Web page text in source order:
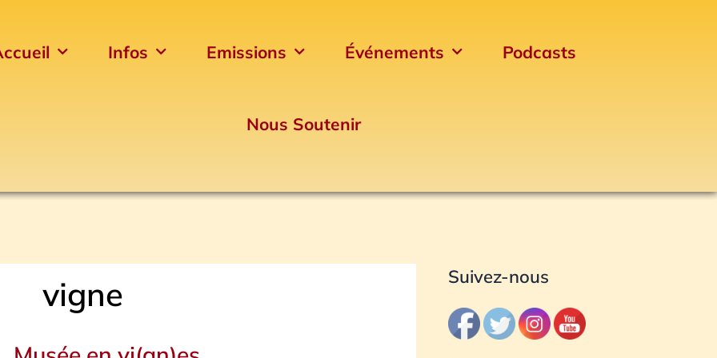
Infos Emissions Événements Podcasts
Nous Soutenir
vigne Suivez-nous
Archives